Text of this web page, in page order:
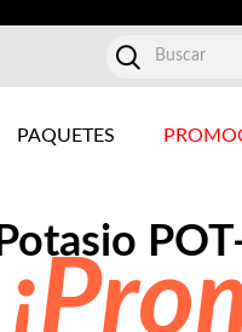
PAQUETES
Potasio